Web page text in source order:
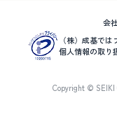
会
（株）成基で
個人情報の取り
Copyright © SEIKI